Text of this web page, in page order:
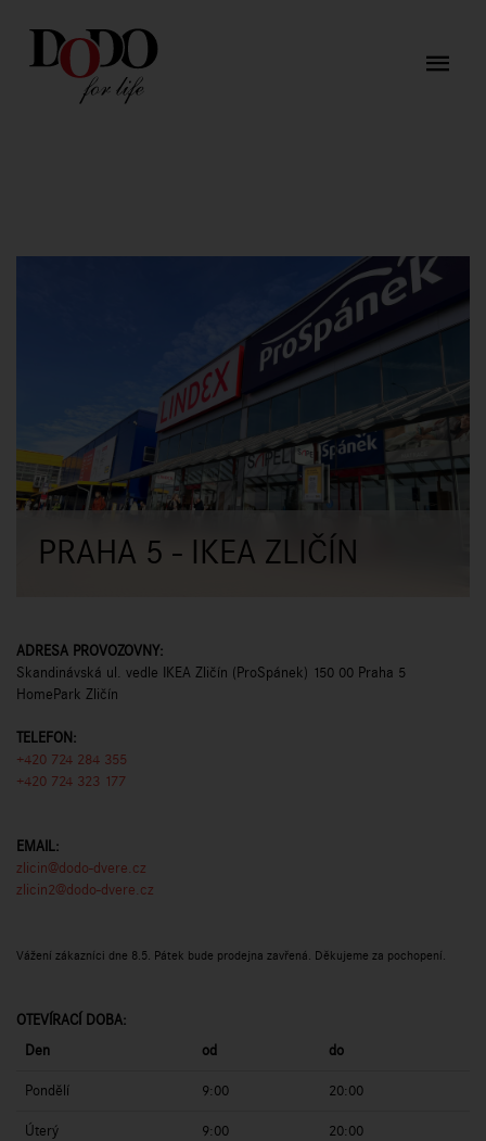
PRAHA 5 - IKEA ZLIČÍN
ADRESA PROVOZOVNY:
Skandinávská ul. vedle IKEA Zličín (ProSpánek) 150 00 Praha 5
HomePark Zličín
TELEFON:
+420 724 284 355
+420 724 323 177
EMAIL:
zlicin@dodo-dvere.cz
zlicin2@dodo-dvere.cz
Vážení zákazníci dne 8.5. Pátek bude prodejna zavřená. Děkujeme za pochopení.
OTEVÍRACÍ DOBA:
Den
od do
Pondělí 9:00 20:00
Úterý 9:00 20:00